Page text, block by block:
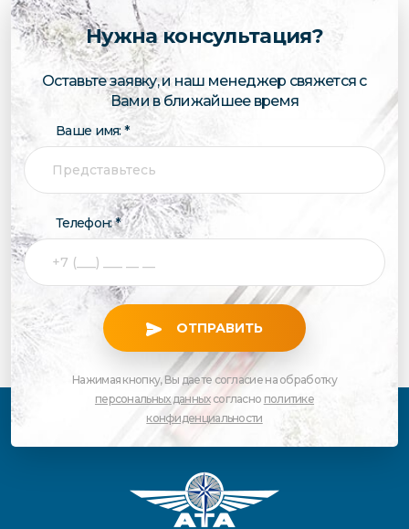
Нужна консультация?
Оставьте заявку, и наш менеджер свяжется с
Вами в ближайшее время
Ваше имя: *
Телефон: *
ОТПРАВИТЬ
Нажимая кнопку, Вы даете согласие на обработку
персональных данныхсогласно политике
конфиденциальности